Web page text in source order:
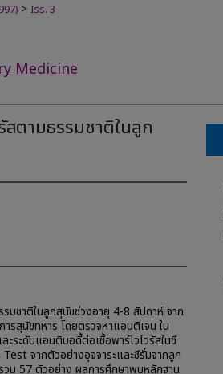
> Iss. 3
Medicine
สตามธรรมชาติในลูก
มชาติในลูกสุนัขช่วงอายุ 4-8 สัปดาห์ จาก
รสุนัขทหาร โดยตรวจหาแอนติเจน ใน
ะดับแอนติบอดี้ต่อเชื้อพาร์โวไวรัสในซี
จากตัวอย่างอุจจาระและซีรั่มจากลูก
ม 57 ตัวอย่าง ผลการศึกษาพบหลักฐาน